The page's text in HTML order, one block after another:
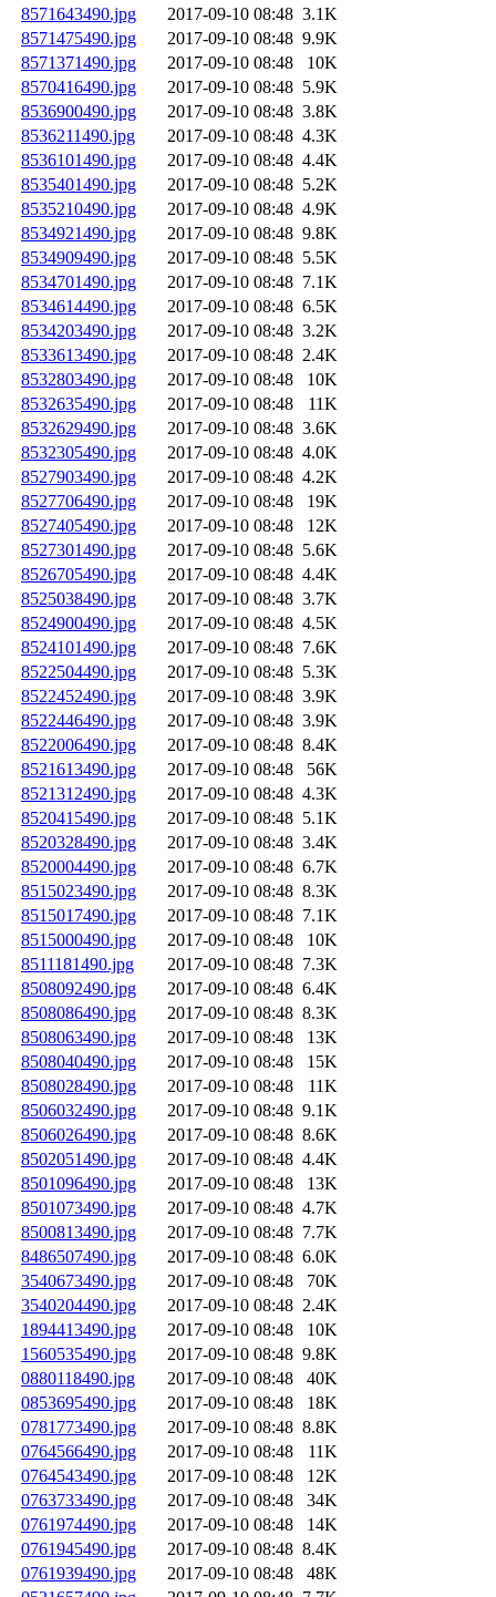
8571643490.jpg
2017-09-10 08:48 3.1K
8571475490.jpg
2017-09-10 08:48 9.9K
8571371490.jpg
2017-09-10 08:48
10K
8570416490.jpg
2017-09-10 08:48 5.9K
8536900490.jpg
2017-09-10 08:48 3.8K
8536211490.jpg
2017-09-10 08:48 4.3K
8536101490.jpg
2017-09-10 08:48 4.4K
8535401490.jpg
2017-09-10 08:48 5.2K
8535210490.jpg
2017-09-10 08:48 4.9K
8534921490.jpg
2017-09-10 08:48 9.8K
8534909490.jpg
2017-09-10 08:48 5.5K
8534701490.jpg
2017-09-10 08:48 7.1K
8534614490.jpg
2017-09-10 08:48 6.5K
8534203490.jpg
2017-09-10 08:48 3.2K
8533613490.jpg
2017-09-10 08:48 2.4K
8532803490.jpg
2017-09-10 08:48
10K
8532635490.jpg
2017-09-10 08:48
11K
8532629490.jpg
2017-09-10 08:48 3.6K
8532305490.jpg
2017-09-10 08:48 4.0K
8527903490.jpg
2017-09-10 08:48 4.2K
8527706490.jpg
2017-09-10 08:48
19K
8527405490.jpg
2017-09-10 08:48
12K
8527301490.jpg
2017-09-10 08:48 5.6K
8526705490.jpg
2017-09-10 08:48 4.4K
8525038490.jpg
2017-09-10 08:48 3.7K
8524900490.jpg
2017-09-10 08:48 4.5K
8524101490.jpg
2017-09-10 08:48 7.6K
8522504490.jpg
2017-09-10 08:48 5.3K
8522452490.jpg
2017-09-10 08:48 3.9K
8522446490.jpg
2017-09-10 08:48 3.9K
8522006490.jpg
2017-09-10 08:48 8.4K
8521613490.jpg
2017-09-10 08:48
56K
8521312490.jpg
2017-09-10 08:48 4.3K
8520415490.jpg
2017-09-10 08:48 5.1K
8520328490.jpg
2017-09-10 08:48 3.4K
8520004490.jpg
2017-09-10 08:48 6.7K
8515023490.jpg
2017-09-10 08:48 8.3K
8515017490.jpg
2017-09-10 08:48 7.1K
8515000490.jpg
2017-09-10 08:48
10K
8511181490.jpg
2017-09-10 08:48 7.3K
8508092490.jpg
2017-09-10 08:48 6.4K
8508086490.jpg
2017-09-10 08:48 8.3K
8508063490.jpg
2017-09-10 08:48
13K
8508040490.jpg
2017-09-10 08:48
15K
8508028490.jpg
2017-09-10 08:48
11K
8506032490.jpg
2017-09-10 08:48 9.1K
8506026490.jpg
2017-09-10 08:48 8.6K
8502051490.jpg
2017-09-10 08:48 4.4K
8501096490.jpg
2017-09-10 08:48
13K
8501073490.jpg
2017-09-10 08:48 4.7K
8500813490.jpg
2017-09-10 08:48 7.7K
8486507490.jpg
2017-09-10 08:48 6.0K
3540673490.jpg
2017-09-10 08:48
70K
3540204490.jpg
2017-09-10 08:48 2.4K
1894413490.jpg
2017-09-10 08:48
10K
1560535490.jpg
2017-09-10 08:48 9.8K
0880118490.jpg
2017-09-10 08:48
40K
0853695490.jpg
2017-09-10 08:48
18K
0781773490.jpg
2017-09-10 08:48 8.8K
0764566490.jpg
2017-09-10 08:48
11K
0764543490.jpg
2017-09-10 08:48
12K
0763733490.jpg
2017-09-10 08:48
34K
0761974490.jpg
2017-09-10 08:48
14K
0761945490.jpg
2017-09-10 08:48 8.4K
0761939490.jpg
2017-09-10 08:48
48K